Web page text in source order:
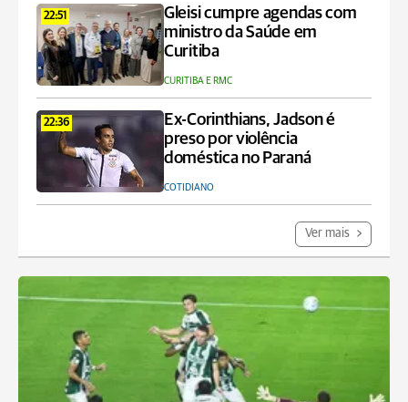
22:51
Gleisi cumpre agendas com
ministro da Saúde em
Curitiba
CURITIBA E RMC
22:36
Ex-Corinthians, Jadson é
preso por violência
doméstica no Paraná
COTIDIANO
Ver mais